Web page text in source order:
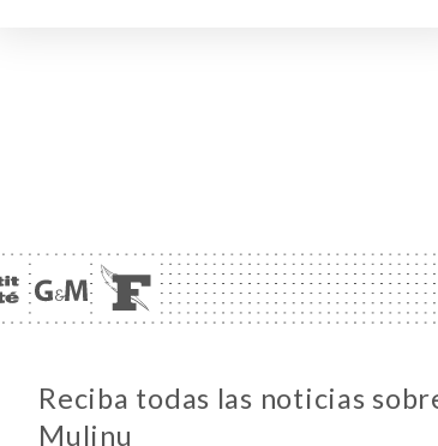
Reciba todas las noticias
Mulinu